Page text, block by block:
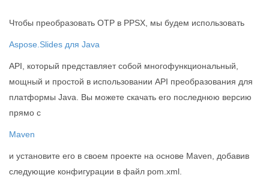
Чтобы преобразовать OTP в PPSX, мы будем использовать
Aspose.Slides для Java
API, который представляет собой многофункциональный,
мощный и простой в использовании API преобразования для
платформы Java. Вы можете скачать его последнюю версию
прямо с
Maven
и установите его в своем проекте на основе Maven, добавив
следующие конфигурации в файл pom.xml.